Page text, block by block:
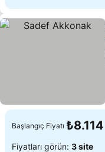
Başlangıç Fiyatı ₺8.114
Fiyatları görün: 3 site